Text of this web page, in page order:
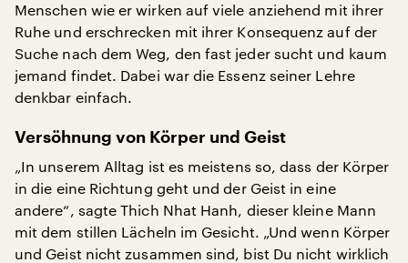
Menschen wie er wirken auf viele anziehend mit ihrer
Ruhe und erschrecken mit ihrer Konsequenz auf der
Suche nach dem Weg, den fast jeder sucht und kaum
jemand findet. Dabei war die Essenz seiner Lehre
denkbar einfach.
Versöhnung von Körper und Geist
„In unserem Alltag ist es meistens so, dass der Körper
in die eine Richtung geht und der Geist in eine
andere“, sagte Thich Nhat Hanh, dieser kleine Mann
mit dem stillen Lächeln im Gesicht. „Und wenn Körper
und Geist nicht zusammen sind, bist Du nicht wirklich